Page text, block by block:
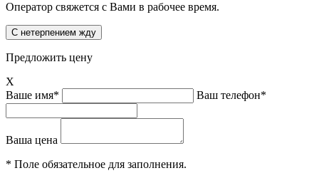
Оператор свяжется с Вами в рабочее время.
Предложить цену
X
Ваше имя*
Ваш телефон*
Ваша цена
* Поле обязательное для заполнения.